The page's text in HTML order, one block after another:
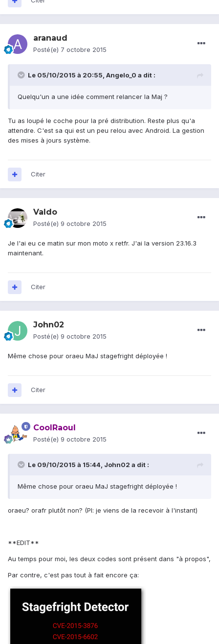
aranaud
Posté(e) 7 octobre 2015
Le 05/10/2015 à 20:55, Angelo_0 a dit :
Quelqu'un a une idée comment relancer la Maj ?
Tu as loupé le coche pour la pré distribution. Reste plus qu'a
attendre. C'est sa qui est un peu relou avec Android. La gestion
des mises à jours système.
Citer
Valdo
Posté(e) 9 octobre 2015
Je l'ai eu ce matin sur mon moto x retfr. J'ai la version 23.16.3
maintenant.
Citer
John02
Posté(e) 9 octobre 2015
Même chose pour oraeu MaJ stagefright déployée !
Citer
CoolRaoul
Posté(e) 9 octobre 2015
Le 09/10/2015 à 15:44, John02 a dit :
Même chose pour oraeu MaJ stagefright déployée !
oraeu? orafr plutôt non? (PI: je viens de la recevoir à l'instant)
**EDIT**
Au temps pour moi, les deux codes sont présent dans "à propos",
Par contre, c'est pas tout à fait encore ça: